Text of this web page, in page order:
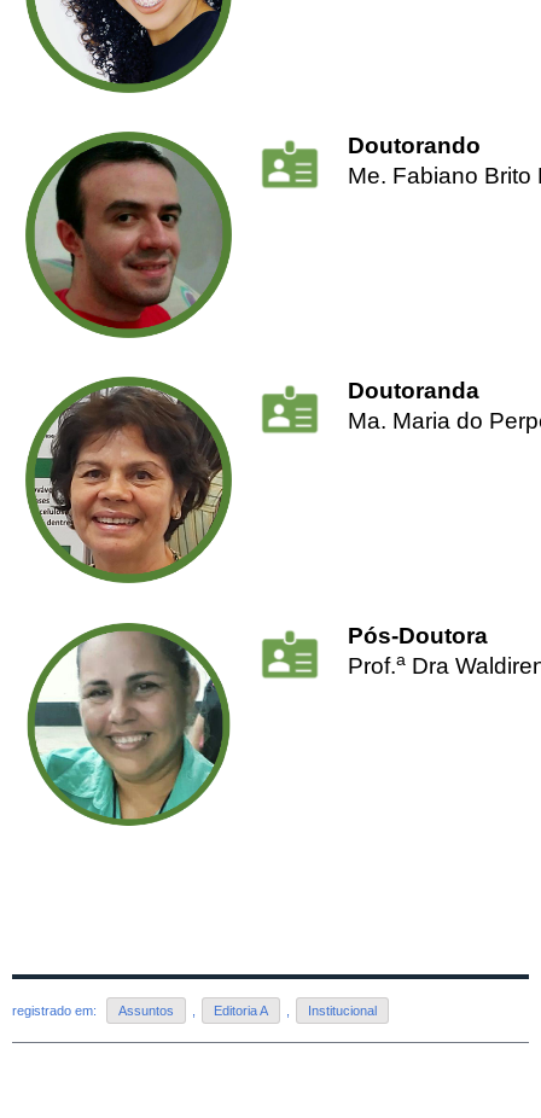
Doutorando
Me. Fabiano
Doutoranda
Ma. Maria do
Pós-Doutora
Prof.a Dra
registrado em: Assuntos Editoria A Institucional